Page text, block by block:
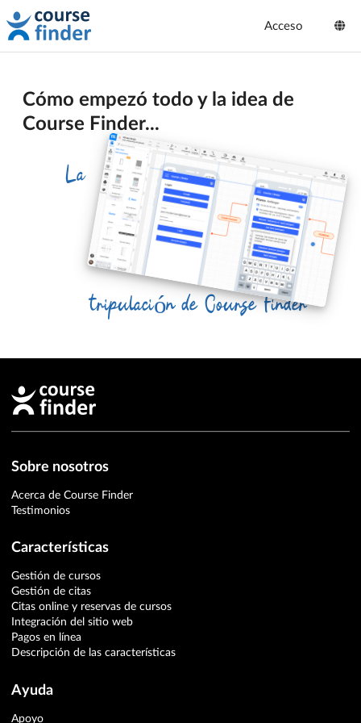
Acceso
Cómo empezó todo y la idea de
Course Finder...
La
tripulación de Course Finder
Sobre nosotros
Acerca de Course Finder
Testimonios
Características
Gestión de cursos
Gestión de citas
Citas online y reservas de cursos
Integración del sitio web
Pagos en línea
Descripción de las características
Ayuda
Apoyo